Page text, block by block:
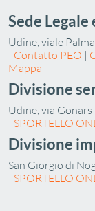
Sede
Udine, viale
| Contatto PEO |
Mappa
Divisione
Udine, via Gonars
| SPORTELLO
Divisione
San Giorgio di
| SPORTELLO